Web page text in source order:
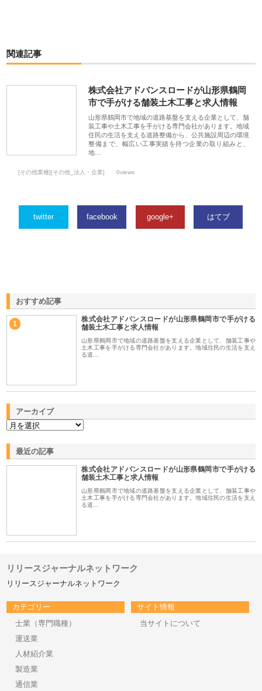
関連記事
株式会社アドバンスロードが山形県鶴岡
市で手がける舗装土木工事と求人情報
山形県鶴岡市で地域の道路基盤を支える企業として、舗
装工事や土木工事を手がける専門会社があります。地域
住民の生活を支える道路整備から、公共施設周辺の環境
整備まで、幅広い工事実績を持つ企業の取り組みと、
地…
[その他業種][その他_法人・企業] 0views
twitter facebook google+ はてブ
おすすめ記事
1
株式会社アドバンスロードが山形県鶴岡市で手がける
舗装土木工事と求人情報
山形県鶴岡市で地域の道路基盤を支える企業として、舗装工事や
土木工事を手がける専門会社があります。地域住民の生活を支え
る道…
アーカイブ
最近の記事
株式会社アドバンスロードが山形県鶴岡市で手がける
舗装土木工事と求人情報
山形県鶴岡市で地域の道路基盤を支える企業として、舗装工事や
土木工事を手がける専門会社があります。地域住民の生活を支え
る道…
リリースジャーナルネットワーク
リリースジャーナルネットワーク
カテゴリー
士業（専門職種）
運送業
人材紹介業
製造業
通信業
サイト情報
当サイトについて